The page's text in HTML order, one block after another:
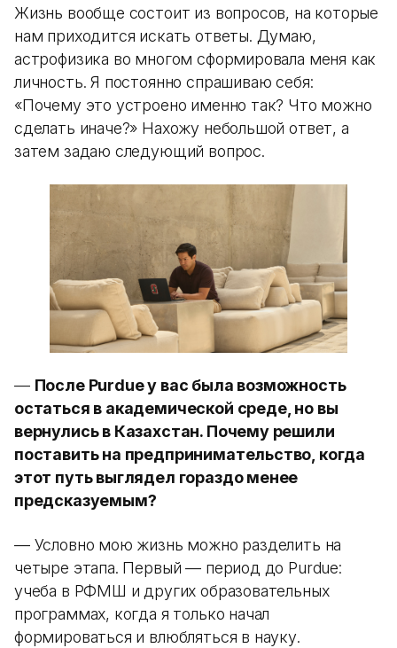
Жизнь вообще состоит из вопросов, на которые
нам приходится искать ответы. Думаю,
астрофизика во многом сформировала меня как
личность. Я постоянно спрашиваю себя:
«Почему это устроено именно так? Что можно
сделать иначе?» Нахожу небольшой ответ, а
затем задаю следующий вопрос.
— После Purdue у вас была возможность
остаться в академической среде, но вы
вернулись в Казахстан. Почему решили
поставить на предпринимательство, когда
этот путь выглядел гораздо менее
предсказуемым?
— Условно мою жизнь можно разделить на
четыре этапа. Первый — период до Purdue:
учеба в РФМШ и других образовательных
программах, когда я только начал
формироваться и влюбляться в науку.